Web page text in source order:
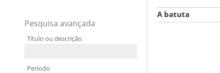
Pesquisa avançada
Título ou descrição
Período
A batuta